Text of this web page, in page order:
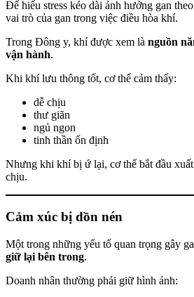
Để hiểu stress kéo dài ảnh hưởng gan
vai trò của gan trong việc điều hòa khí.
Trong Đông y, khí được xem là nguồn
vận hành.
Khi khí lưu thông tốt, cơ thể cảm thấy:
dễ chịu
thư giãn
ngủ ngon
tinh thần ổn định
Nhưng khi khí bị ứ lại, cơ thể bắt đầu
chịu.
Cảm xúc bị dồn nén
Một trong những yếu tố quan trọng gây
giữ lại bên trong.
Doanh nhân thường phải giữ hình ảnh: